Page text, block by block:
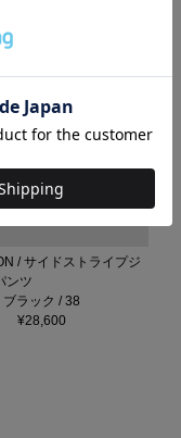
/ サイドストライプジ
ンツ
ブラック / 38
¥28,600